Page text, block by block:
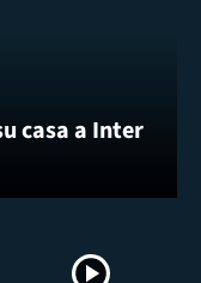
casa a Inter